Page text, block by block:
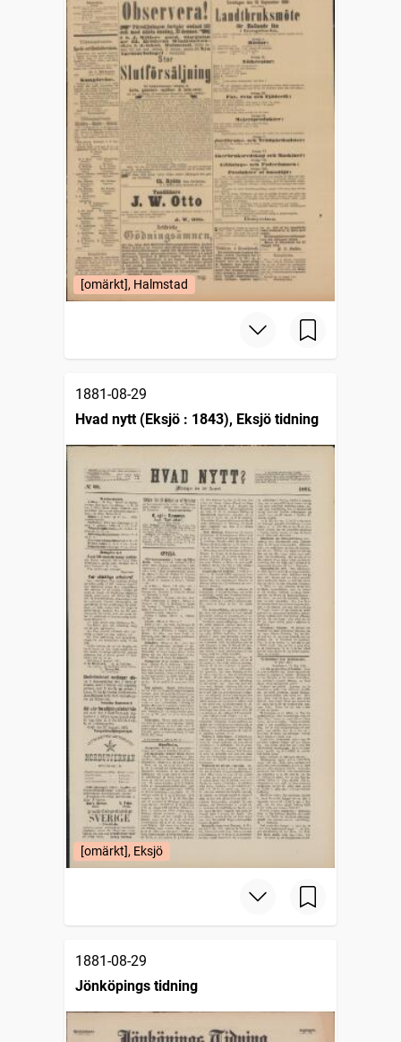
[omärkt], Halmstad
1881-08-29
Hvad nytt (Eksjö : 1843), Eksjö tidning
[omärkt], Eksjö
1881-08-29
Jönköpings tidning